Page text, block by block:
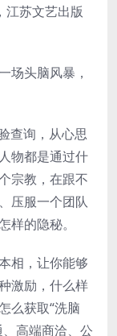
江苏文艺出版
场头脑风暴，
查询，从心思
物都是通过什
宗教，在跟不
压服一个团队
样的隐秘。
相，让你能够
激励，什么样
么获取“洗脑
高端商洽、公